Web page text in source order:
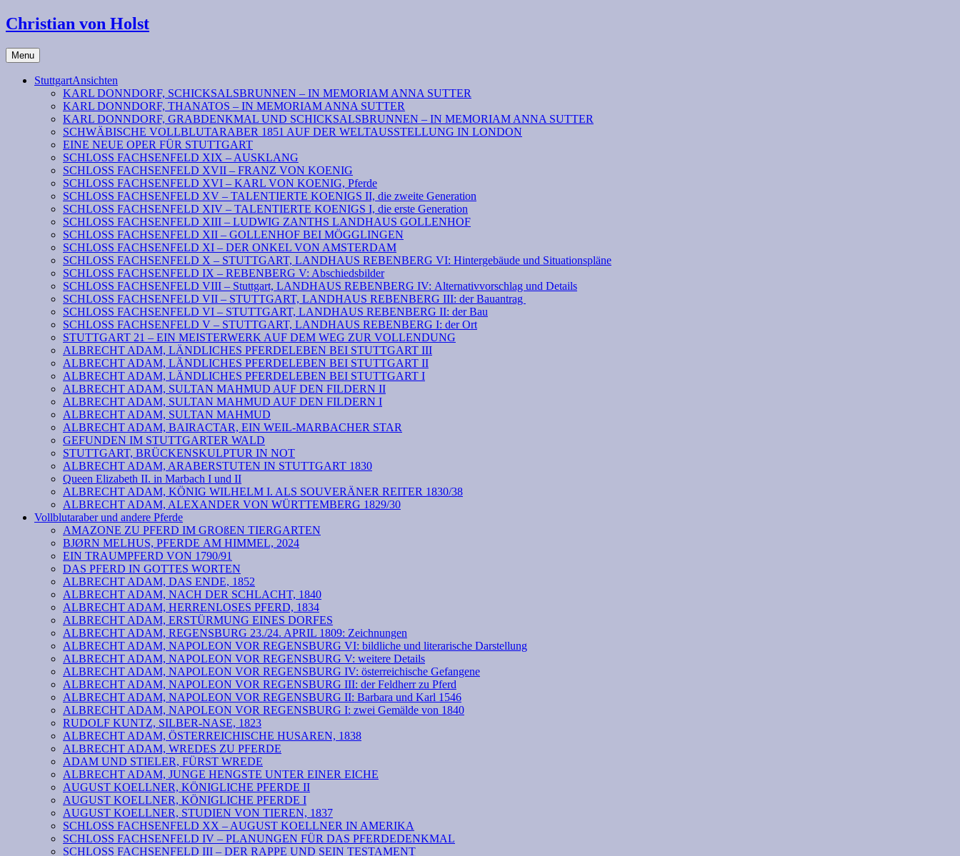
Christian von Holst
Menu
StuttgartAnsichten
KARL DONNDORF, SCHICKSALSBRUNNEN – IN MEMORIAM ANNA SUTTER
KARL DONNDORF, THANATOS – IN MEMORIAM ANNA SUTTER
KARL DONNDORF, GRABDENKMAL UND SCHICKSALSBRUNNEN – IN MEMORIAM ANNA SUTTER
SCHWÄBISCHE VOLLBLUTARABER 1851 AUF DER WELTAUSSTELLUNG IN LONDON
EINE NEUE OPER FÜR STUTTGART
SCHLOSS FACHSENFELD XIX – AUSKLANG
SCHLOSS FACHSENFELD XVII – FRANZ VON KOENIG
SCHLOSS FACHSENFELD XVI – KARL VON KOENIG, Pferde
SCHLOSS FACHSENFELD XV – TALENTIERTE KOENIGS II, die zweite Generation
SCHLOSS FACHSENFELD XIV – TALENTIERTE KOENIGS I, die erste Generation
SCHLOSS FACHSENFELD XIII – LUDWIG ZANTHS LANDHAUS GOLLENHOF
SCHLOSS FACHSENFELD XII – GOLLENHOF BEI MÖGGLINGEN
SCHLOSS FACHSENFELD XI – DER ONKEL VON AMSTERDAM
SCHLOSS FACHSENFELD X – STUTTGART, LANDHAUS REBENBERG VI: Hintergebäude und Situationspläne
SCHLOSS FACHSENFELD IX – REBENBERG V: Abschiedsbilder
SCHLOSS FACHSENFELD VIII – Stuttgart, LANDHAUS REBENBERG IV: Alternativvorschlag und Details
SCHLOSS FACHSENFELD VII – STUTTGART, LANDHAUS REBENBERG III: der Bauantrag
SCHLOSS FACHSENFELD VI – STUTTGART, LANDHAUS REBENBERG II: der Bau
SCHLOSS FACHSENFELD V – STUTTGART, LANDHAUS REBENBERG I: der Ort
STUTTGART 21 – EIN MEISTERWERK AUF DEM WEG ZUR VOLLENDUNG
ALBRECHT ADAM, LÄNDLICHES PFERDELEBEN BEI STUTTGART III
ALBRECHT ADAM, LÄNDLICHES PFERDELEBEN BEI STUTTGART II
ALBRECHT ADAM, LÄNDLICHES PFERDELEBEN BEI STUTTGART I
ALBRECHT ADAM, SULTAN MAHMUD AUF DEN FILDERN II
ALBRECHT ADAM, SULTAN MAHMUD AUF DEN FILDERN I
ALBRECHT ADAM, SULTAN MAHMUD
ALBRECHT ADAM, BAIRACTAR, EIN WEIL-MARBACHER STAR
GEFUNDEN IM STUTTGARTER WALD
STUTTGART, BRÜCKENSKULPTUR IN NOT
ALBRECHT ADAM, ARABERSTUTEN IN STUTTGART 1830
Queen Elizabeth II. in Marbach I und II
ALBRECHT ADAM, KÖNIG WILHELM I. ALS SOUVERÄNER REITER 1830/38
ALBRECHT ADAM, ALEXANDER VON WÜRTTEMBERG 1829/30
Vollblutaraber und andere Pferde
AMAZONE ZU PFERD IM GROßEN TIERGARTEN
BJØRN MELHUS, PFERDE AM HIMMEL, 2024
EIN TRAUMPFERD VON 1790/91
DAS PFERD IN GOTTES WORTEN
ALBRECHT ADAM, DAS ENDE, 1852
ALBRECHT ADAM, NACH DER SCHLACHT, 1840
ALBRECHT ADAM, HERRENLOSES PFERD, 1834
ALBRECHT ADAM, ERSTÜRMUNG EINES DORFES
ALBRECHT ADAM, REGENSBURG 23./24. APRIL 1809: Zeichnungen
ALBRECHT ADAM, NAPOLEON VOR REGENSBURG VI: bildliche und literarische Darstellung
ALBRECHT ADAM, NAPOLEON VOR REGENSBURG V: weitere Details
ALBRECHT ADAM, NAPOLEON VOR REGENSBURG IV: österreichische Gefangene
ALBRECHT ADAM, NAPOLEON VOR REGENSBURG III: der Feldherr zu Pferd
ALBRECHT ADAM, NAPOLEON VOR REGENSBURG II: Barbara und Karl 1546
ALBRECHT ADAM, NAPOLEON VOR REGENSBURG I: zwei Gemälde von 1840
RUDOLF KUNTZ, SILBER-NASE, 1823
ALBRECHT ADAM, ÖSTERREICHISCHE HUSAREN, 1838
ALBRECHT ADAM, WREDES ZU PFERDE
ADAM UND STIELER, FÜRST WREDE
ALBRECHT ADAM, JUNGE HENGSTE UNTER EINER EICHE
AUGUST KOELLNER, KÖNIGLICHE PFERDE II
AUGUST KOELLNER, KÖNIGLICHE PFERDE I
AUGUST KOELLNER, STUDIEN VON TIEREN, 1837
SCHLOSS FACHSENFELD XX – AUGUST KOELLNER IN AMERIKA
SCHLOSS FACHSENFELD IV – PLANUNGEN FÜR DAS PFERDEDENKMAL
SCHLOSS FACHSENFELD III – DER RAPPE UND SEIN TESTAMENT